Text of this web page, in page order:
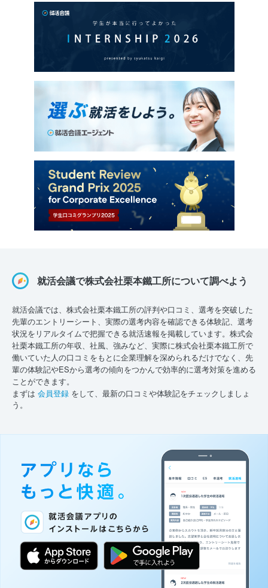
就活会議で株式会社栗本鐵工所について調べよう
就活会議では、株式会社栗本鐵工所の評判や口コミ、選考を突破した
先輩のエントリーシート、実際の選考内容を確認できる体験記、選考
状況をリアルタイムで把握できる就活速報を掲載しています。株式会
社栗本鐵工所の年収、社風、強みなど、実際に株式会社栗本鐵工所で
働いていた人の口コミをもとに企業理解を深められるだけでなく、先
輩の体験記やESから選考の傾向をつかんで効率的に選考対策を進める
ことができます。
まずは 会員登録 をして、最新の口コミや体験記をチェックしましょ
う。